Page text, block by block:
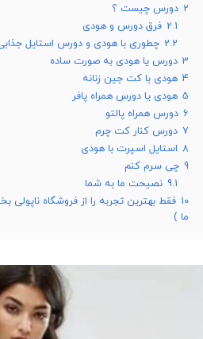
2 دورس چیست ؟
2.1 فرق دورس و هودی
2.2 چطوری با هودی و دورس استایل
3 دورس یا هودی به صورت ساده
4 هودی با کت جین زنانه
5 هودی یا دورس همراه پافر
6 دورس همراه پالتو
7 دورس کنار کت چرم
8 استایل اسپرت با هودی
9 چی سرم کنم
9.1 نصیحت ما به شما
10 فقط بهترین تجربه را از فروشگاه ناپولی
ما )